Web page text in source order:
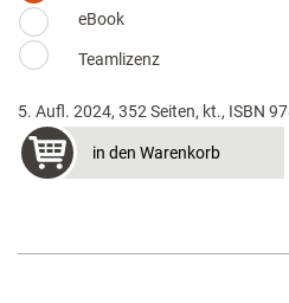
eBook
Teamlizenz
5. Aufl. 2024, 352 Seiten, kt., ISBN
in den Warenkorb